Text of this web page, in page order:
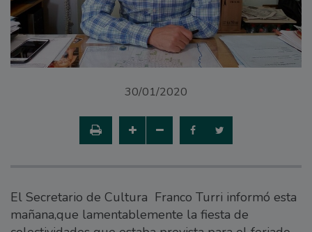
30/01/2020
El Secretario de Cultura Franco Turri informó esta
mañana,que lamentablemente la fiesta de